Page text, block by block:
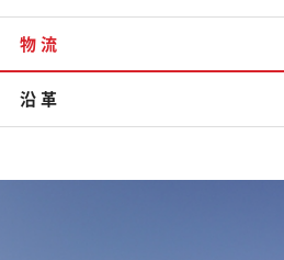
物 流
沿 革